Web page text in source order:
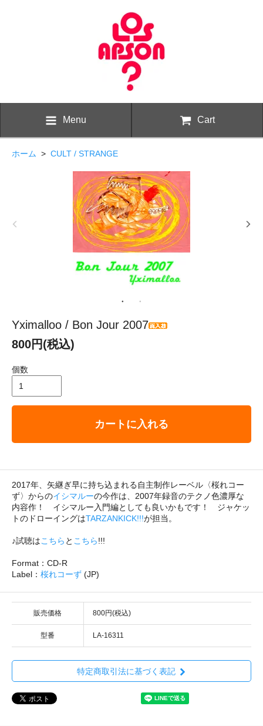
Menu Cart
ホーム > CULT / STRANGE
Yximalloo / Bon Jour 2007
800円(税込)
個数
カートに入れる
2017年、矢継ぎ早に持ち込まれる自主制作レーベル〈桜れコー
ず〉からのイシマルーの今作は、2007年録音のテクノ色濃厚な
内容作！ イシマルー入門編としても良いかもです！ ジャケッ
トのドローイングはTARZANKICK!!!が担当。
♪試聴はこちら と こちら!!!
Format：CD-R
Label： 桜れコーず (JP)
販売価格 800円(税込)
型番 LA-16311
特定商取引法に基づく表記